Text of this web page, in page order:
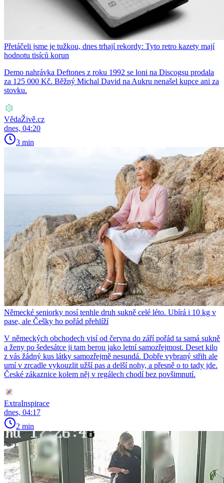
Přetáčeli jsme je tužkou, dnes trhají rekordy: Tyto retro kazety mají
hodnotu tisíců korun
Demo nahrávka Deftones z roku 1992 se loni na Discogsu prodala
za 125 000 Kč. Běžný Michal David na Aukru nenašel kupce ani za
stovku.
VědaŽivě.cz
dnes, 04:20
3 min
Německé seniorky nosí tenhle druh sukně celé léto. Ubírá i 10 kg v
pase, ale Češky ho pořád přehlíží
V německých obchodech visí od června do září pořád ta samá sukně
a ženy po šedesátce ji tam berou jako letní samozřejmost. Deset kilo
z vás žádný kus látky samozřejmě nesundá. Dobře vybraný střih ale
umí v zrcadle vykouzlit užší pas a delší nohy, a přesně o to tady jde.
České zákaznice kolem něj v regálech chodí bez povšimnutí.
ExtraInspirace
dnes, 04:17
2 min